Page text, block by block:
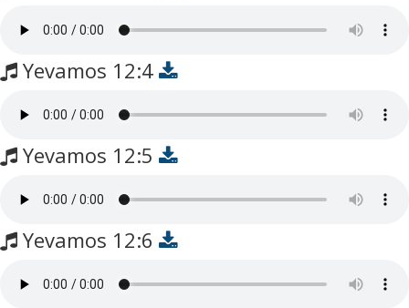
Yevamos 12:4
Yevamos 12:5
Yevamos 12:6